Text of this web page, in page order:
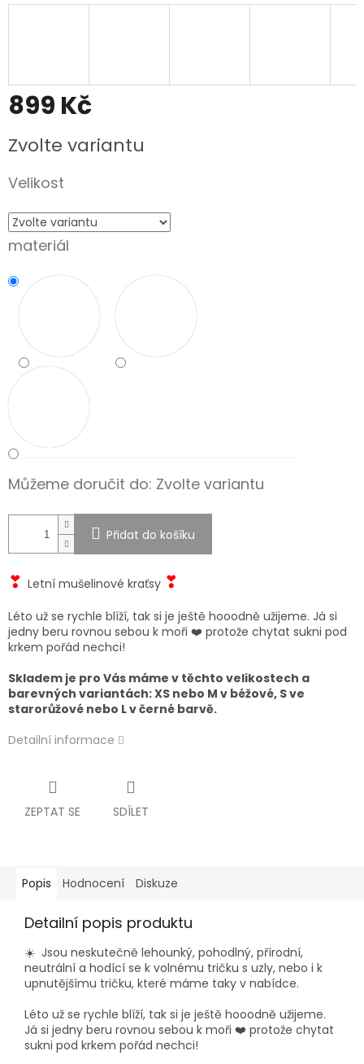
899 Kč
cena:
Zvolte variantu
Velikost
materiál
Můžeme doručit do: Zvolte variantu
Přidat do košíku
❣ Letní mušelinové kraťsy ❣
Léto už se rychle blíží, tak si je ještě hooodně užijeme. Já si
jedny beru rovnou sebou k moři ❤️ protože chytat sukni pod
krkem pořád nechci!
Skladem je pro Vás máme v těchto velikostech a
barevných variantách: XS nebo M v béžové, S ve
starorůžové nebo L v černé barvě.
Detailní informace
ZEPTAT SE SDÍLET
Popis Hodnocení Diskuze
Detailní popis produktu
☀️ Jsou neskutečně lehounký, pohodlný, přírodní,
neutrální a hodící se k volnému tričku s uzly, nebo i k
upnutějšímu tričku, které máme taky v nabídce.
Léto už se rychle blíží, tak si je ještě hooodně užijeme.
Já si jedny beru rovnou sebou k moři ❤️ protože chytat
sukni pod krkem pořád nechci!